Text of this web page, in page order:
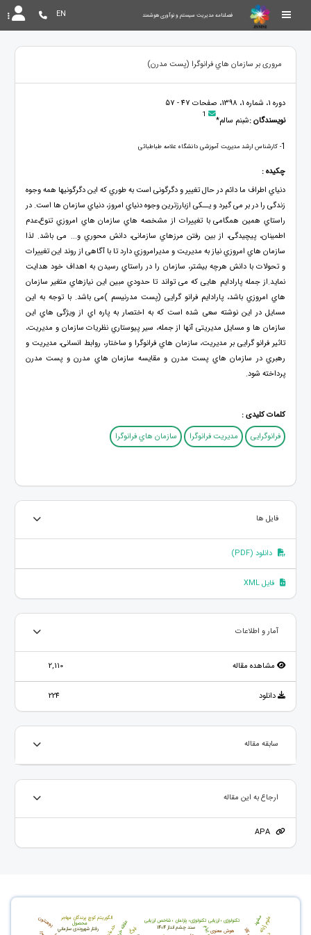
فصلنامه مدیریت سیستم و نوآوری هوشمند EN
مروری بر سازمان هاي فرانوگرا (پست مدرن)
دوره 1، شماره 1، 1398، صفحات 47 - 57
نویسندگان :شبنم سالم* 1
1- کارشناس ارشد مدیریت آموزشی دانشگاه علامه طباطبائی
چکیده :
دنیاي اطراف ما دائم در حال تغییر و دگرگونی است به طوري که این دگرگونیها همه وجوه
زندگی را در بر می گیرد و یــکی ازبارزترین وجوه دنیاي امروز، دنیاي سازمان ها است. در
راستاي همین همگامی با تغییرات از مشخصه هاي سازمان هاي امروزي تنوع،عدم
اطمینان، پیچیدگی، از بین رفتن مرزهاي سازمانی، دانش محوري و... می باشد. لذا
سازمان هاي امروزي نیاز به مدیریت و مدیرامروزي دارد تا با آگاهی از روند این تغییرات
و تحولات با دانش هرچه بیشتر، سازمان را در راستاي رسیدن به اهداف خود هدایت
نماید.از جمله پارادایم هایی که می تواند تا حدودي مبین این نیازهاي متغیر سازمان
هاي امروزي باشد، پارادایم فرانو گرایی (پست مدرنیسم )می باشد. با توجه به این
مسایل در این نوشته سعی شده است که به اختصار به پاره اي از ویژگی هاي این
سازمان ها و مسایل مدیریتی آنها از جمله، سیر پیوستاري نظریات سازمان و مدیریت،
تاثیر فرانو گرایی بر مدیریت، سازمان هاي فرانوگرا و ساختار، روابط انسانی، مدیریت و
رهبري در سازمان هاي پست مدرن و مقایسه سازمان هاي مدرن و پست مدرن
پرداخته شود.
کلمات کلیدی :
فرانوگرایی
مدیریت فرانوگرا سازمان هاي فرانوگرا
فایل ها
دانلود (PDF)
فایل XML
آمار و اطلاعات
مشاهده مقاله 2,110
دانلود 224
سابقه مقاله
ارجاع به این مقاله
APA
رفتار شهروندی سازماني
تکنولوژی ؛ ارزیابی تکنولوژی؛ پارلمان ؛ شاخص ارزیابی
سند چشم انداز 1404
الگوریتم کوچ پرندگان مهاجر
هوش معنوی علوم رایانه بلوغ خدمات
پوهنتون محصول مشهد